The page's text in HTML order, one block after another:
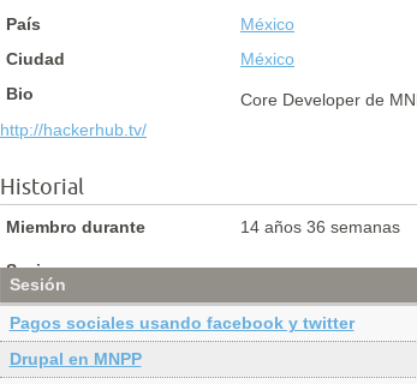
País
México
Ciudad
México
Bio
Core Developer de
http://hackerhub.tv/
Historial
Miembro durante 14 años 36 semanas
Sesiones
Sesión
Pagos sociales usando facebook y twitter
Drupal en MNPP